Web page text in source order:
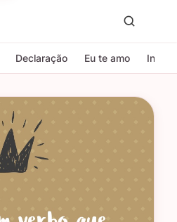
Declaração Eu te amo